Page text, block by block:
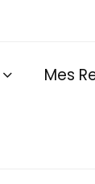
Mes